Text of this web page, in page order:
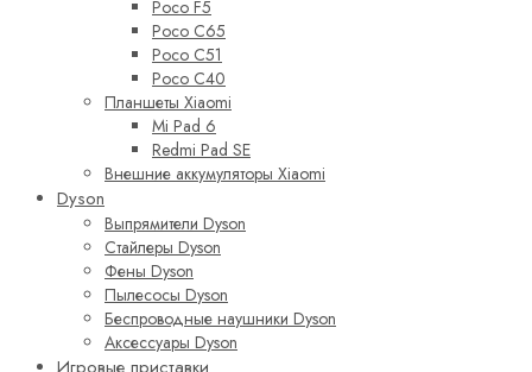
Poco F5
Poco C65
Poco C51
Poco C40
Планшеты Xiaomi
Mi Pad 6
Redmi Pad SE
Внешние аккумуляторы Xiaomi
Dyson
Выпрямители Dyson
Стайлеры Dyson
Фены Dyson
Пылесосы Dyson
Беспроводные наушники Dyson
Аксессуары Dyson